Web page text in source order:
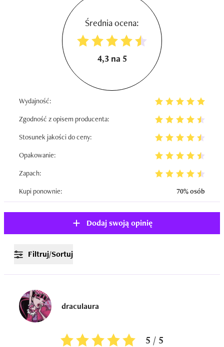
Średnia ocena:
4,3 na 5
Wydajność:
Zgodność z opisem producenta:
Stosunek jakości do ceny:
Opakowanie:
Zapach:
Kupi ponownie:
70% osób
Dodaj swoją opinię
Filtruj/Sortuj
draculaura
5 / 5